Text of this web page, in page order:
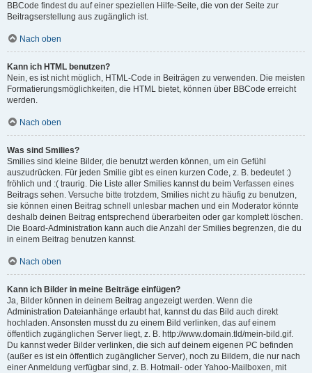
BBCode findest du auf einer speziellen Hilfe-Seite, die von der Seite zur
Beitragserstellung aus zugänglich ist.
Nach oben
Kann ich HTML benutzen?
Nein, es ist nicht möglich, HTML-Code in Beiträgen zu verwenden. Die meisten
Formatierungsmöglichkeiten, die HTML bietet, können über BBCode erreicht
werden.
Nach oben
Was sind Smilies?
Smilies sind kleine Bilder, die benutzt werden können, um ein Gefühl
auszudrücken. Für jeden Smilie gibt es einen kurzen Code, z. B. bedeutet :)
fröhlich und :( traurig. Die Liste aller Smilies kannst du beim Verfassen eines
Beitrags sehen. Versuche bitte trotzdem, Smilies nicht zu häufig zu benutzen,
sie können einen Beitrag schnell unlesbar machen und ein Moderator könnte
deshalb deinen Beitrag entsprechend überarbeiten oder gar komplett löschen.
Die Board-Administration kann auch die Anzahl der Smilies begrenzen, die du
in einem Beitrag benutzen kannst.
Nach oben
Kann ich Bilder in meine Beiträge einfügen?
Ja, Bilder können in deinem Beitrag angezeigt werden. Wenn die
Administration Dateianhänge erlaubt hat, kannst du das Bild auch direkt
hochladen. Ansonsten musst du zu einem Bild verlinken, das auf einem
öffentlich zugänglichen Server liegt, z. B. http://www.domain.tld/mein-bild.gif.
Du kannst weder Bilder verlinken, die sich auf deinem eigenen PC befinden
(außer es ist ein öffentlich zugänglicher Server), noch zu Bildern, die nur nach
einer Anmeldung verfügbar sind, z. B. Hotmail- oder Yahoo-Mailboxen, mit